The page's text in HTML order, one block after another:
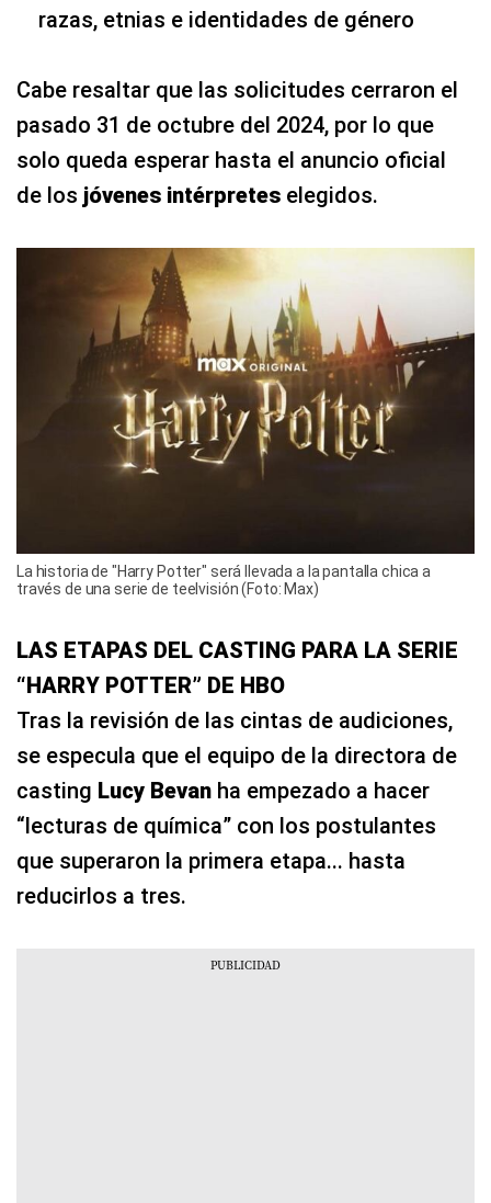
razas, etnias e identidades de género
Cabe resaltar que las solicitudes cerraron el
pasado 31 de octubre del 2024, por lo que
solo queda esperar hasta el anuncio oficial
de los jóvenes intérpretes elegidos.
La historia de "Harry Potter" será llevada a la pantalla chica a
través de una serie de teelvisión (Foto: Max)
LAS ETAPAS DEL CASTING PARA LA SERIE
“HARRY POTTER” DE HBO
Tras la revisión de las cintas de audiciones,
se especula que el equipo de la directora de
casting Lucy Bevan ha empezado a hacer
“lecturas de química” con los postulantes
que superaron la primera etapa... hasta
reducirlos a tres.